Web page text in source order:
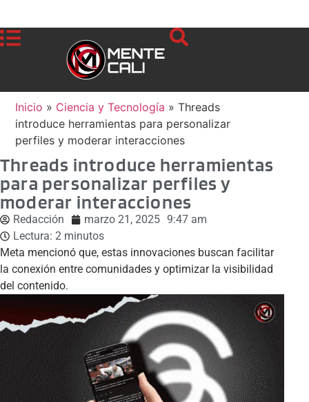
Inicio » Ciencia y Tecnología »Threads
introduce herramientas para personalizar
perfiles y moderar interacciones
Threads introduce herramientas
para personalizar perfiles y
moderar interacciones
Redacción marzo 21, 2025 9:47 am
Lectura: 2 minutos
Meta mencionó que, estas innovaciones buscan facilitar
la conexión entre comunidades y optimizar la visibilidad
del contenido.